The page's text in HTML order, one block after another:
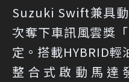
Suzuki Swift兼具
次奪下車訊風雲獎
定。搭載HYBRID輕
整合式啟動馬達